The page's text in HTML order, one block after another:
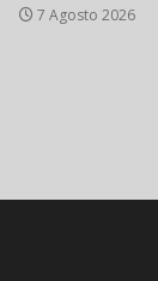
7 Agosto 2026